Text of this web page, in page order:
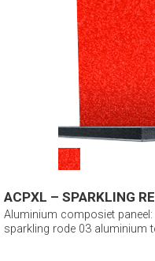
ACPXL – SPARKLING
Aluminium composiet
sparkling rode 03 aluminium